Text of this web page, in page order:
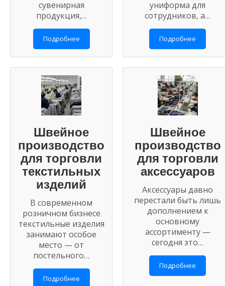
сувенирная
продукция,…
Подробнее
униформа для
сотрудников, а…
Подробнее
Швейное
производство
для торговли
текстильных
изделий
В современном
розничном бизнесе
текстильные изделия
занимают особое
место — от
постельного…
Подробнее
Швейное
производство
для торговли
аксессуаров
Аксессуары давно
перестали быть лишь
дополнением к
основному
ассортименту —
сегодня это…
Подробнее